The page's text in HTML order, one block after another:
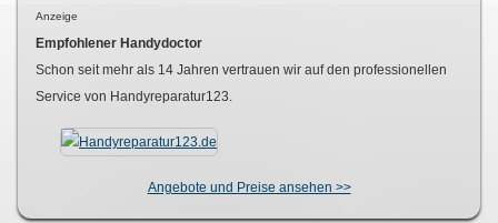
Anzeige
Empfohlener Handydoctor
Schon seit mehr als 14 Jahren vertrauen wir auf den professionellen
Service von Handyreparatur123.
Angebote und Preise ansehen >>